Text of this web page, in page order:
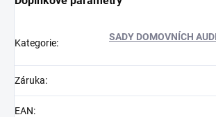
Kategorie:
SADY DOMOVNÍCH
Záruka:
EAN: